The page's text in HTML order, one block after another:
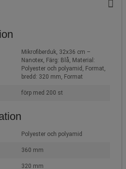
Mikrofiberduk, 32x36 cm –
Nanotex, Färg: Blå, Material:
Polyester och polyamid, Format,
bredd: 320 mm, Format
förp med 200 st
Polyester och polyamid
360 mm
320 mm